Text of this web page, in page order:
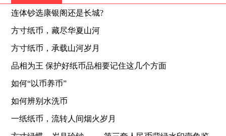
连体钞选康银阁还是长城?
方寸纸币，藏尽华夏山河
方寸纸币，承载山河岁月
品相为王 保护好纸币品相要记住这几个方面
如何“以币养币”
如何辨别水洗币
一纸纸币，流转人间烟火岁月